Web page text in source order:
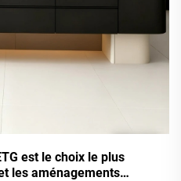
est le choix le plus
les aménagements